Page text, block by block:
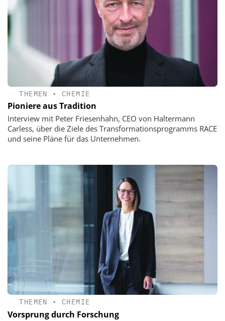
THEMEN • CHEMIE
Pioniere aus Tradition
Interview mit Peter Friesenhahn, CEO von Haltermann
Carless, über die Ziele des Transformationsprogramms RACE
und seine Pläne für das Unternehmen.
THEMEN • CHEMIE
Vorsprung durch Forschung